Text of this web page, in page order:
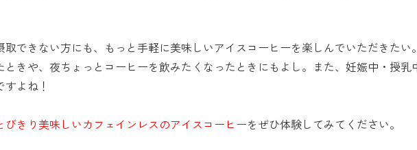
できない方にも、もっと手軽に美味しいアイスコーヒーを楽しんでいただきた
ときや、夜ちょっとコーヒーを飲みたくなったときにもよし。また、妊娠中・授
よね！
きり美味しいカフェインレスのアイスコーヒーをぜひ体験してみてください。